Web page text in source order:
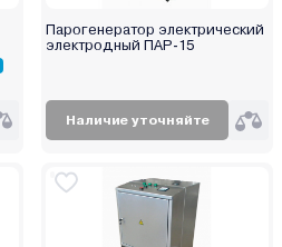
Парогенератор электрический
электродный ПАР-15
Наличие уточняйте